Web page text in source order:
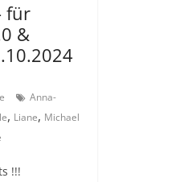
für
&
Anna-
, Liane, Michael
!!!